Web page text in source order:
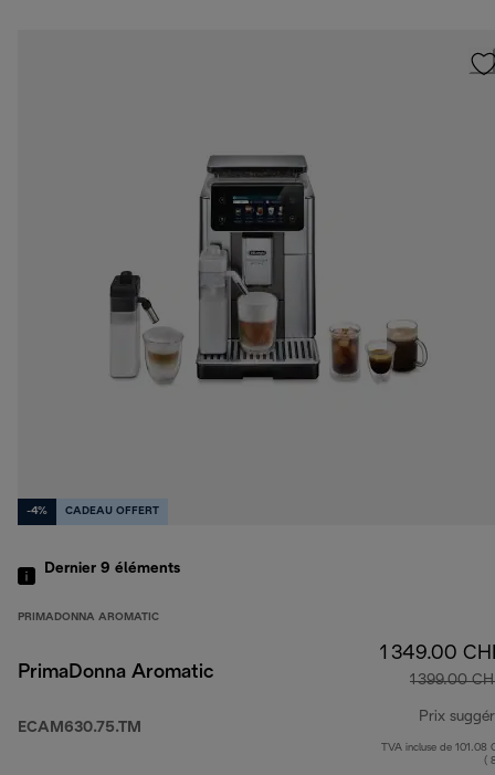
-4% CADEAU OFFERT
Dernier 9 éléments
PRIMADONNA AROMATIC
PrimaDonna Aromatic
ECAM630.75.TM
1 349.00
1 399.00
Prix
TVA incluse de 101.08
(